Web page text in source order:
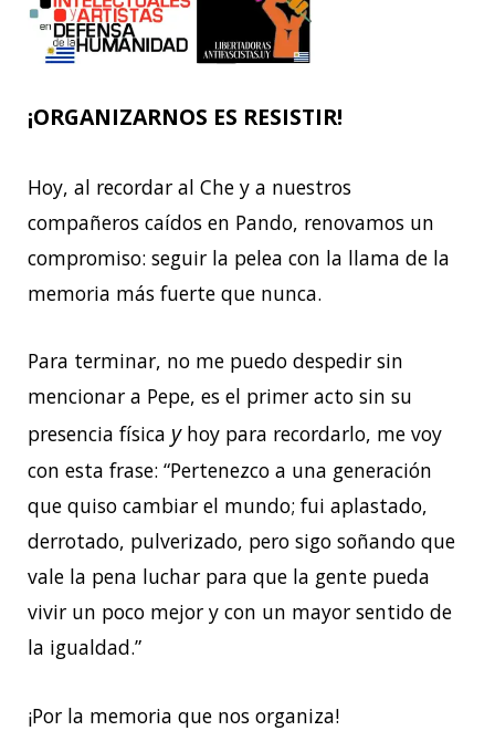
¡ORGANIZARNOS ES RESISTIR!
Hoy, al recordar al Che y a nuestros
compañeros caídos en Pando, renovamos un
compromiso: seguir la pelea con la llama de la
memoria más fuerte que nunca.
Para terminar, no me puedo despedir sin
mencionar a Pepe, es el primer acto sin su
presencia física y hoy para recordarlo, me voy
con esta frase: “Pertenezco a una generación
que quiso cambiar el mundo; fui aplastado,
derrotado, pulverizado, pero sigo soñando que
vale la pena luchar para que la gente pueda
vivir un poco mejor y con un mayor sentido de
la igualdad.”
¡Por la memoria que nos organiza!